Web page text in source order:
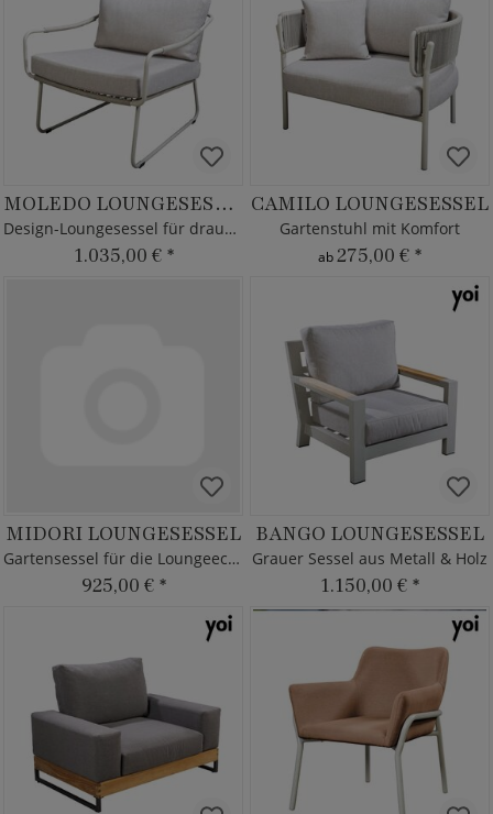
MOLEDO LOUNGESESSEL
Design-Loungesessel für draußen
1.035,00 € *
CAMILO LOUNGESESSEL
Gartenstuhl mit Komfort
ab275,00 € *
MIDORI LOUNGESESSEL
Gartensessel für die Loungeecke
925,00 € *
BANGO LOUNGESESSEL
Grauer Sessel aus Metall & Holz
1.150,00 € *